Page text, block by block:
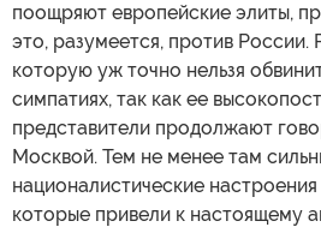
поощряют европейские элиты,
это, разумеется, против России.
которую уж точно нельзя
симпатиях, так как ее
представители продолжают
Москвой. Тем не менее там
националистические
которые привели к настоящему